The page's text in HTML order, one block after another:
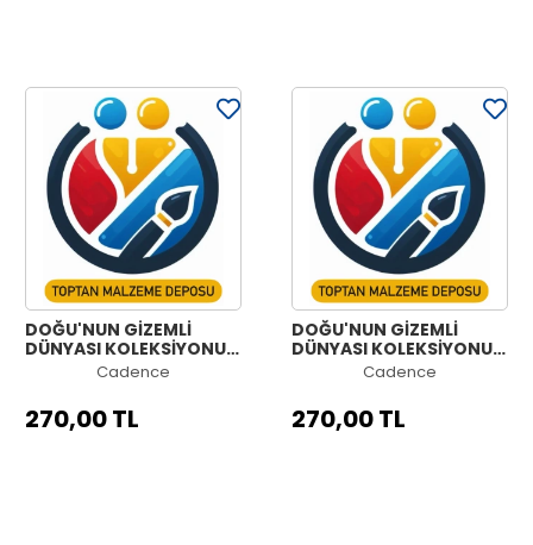
DOĞU'NUN GİZEMLİ
DÜNYASI KOLEKSİYONU
OW-60 90X125CM
Cadence
270,00 TL
DOĞU'NUN GİZEMLİ
DÜNYASI KOLEKSİYONU
OW-59 90X125CM
Cadence
270,00 TL